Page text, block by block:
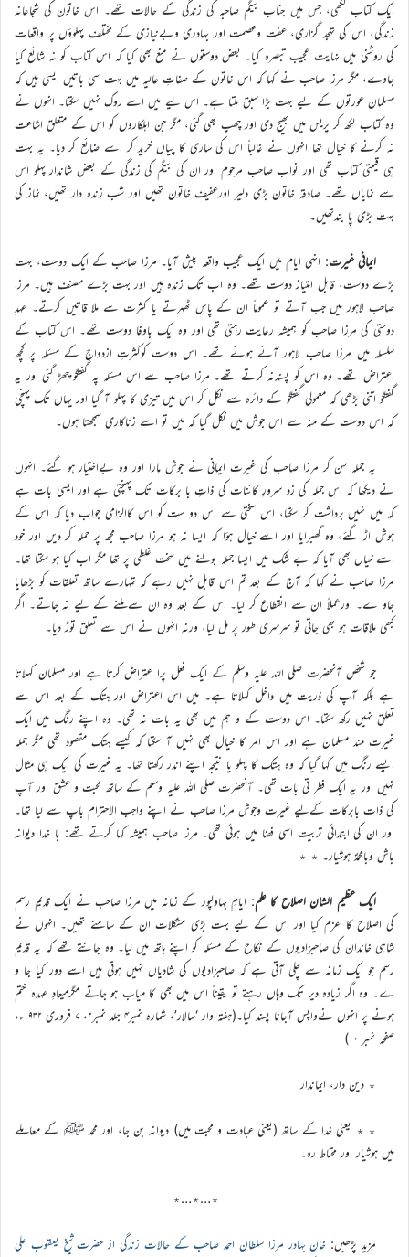
ایک کتاب لکھی، جس میں جناب بیگم صاحبہ کی زندگی کے حالات تھے۔ اس خاتون کی شجاعانہ
زندگی، اس کی تہجد گزاری، عفت وعصمت اور بہادری وبےنیازی کے مختلف پہلوؤں پر واقعات
کی روشنی میں نہایت عجیب تبصرہ کیا۔ بعض دوستوں نے منع بھی کیا کہ اس کتاب کو نہ شائع کیا
جاوے، مگر مرزا صاحب نے کہا کہ اس خاتون کے صفاتِ عالیہ میں بہت سی باتیں ایسی ہیں کہ
مسلمان عورتوں کے لیے بہت بڑا سبق ملتا ہے۔ اس لیے میں اسے روک نہیں سکتا۔ انہوں نے
وہ کتاب لکھ کر پریس میں بھیج دی اور چھپ بھی گئی، مگر جن اہلکاروں کو اس کے متعلق اشاعت
نہ کرنے کا خیال تھا انہوں نے غالباً اس کی ساری کا پیاں خرید کر اسے ضائع کر دیا۔ یہ بہت
ہی قیمتی کتاب تھی اور نواب صاحب مرحوم اور ان کی بیگم کی زندگی کے بعض شاندار پہلو اس
سے نمایاں تھے۔ صادقہ خاتون بڑی دلیر اورعفیف خاتون تھیں اور شب زنده دار تھیں، نماز کی
بہت بڑی پا بندتھیں۔
ایمانی غیرت: انہی ایام میں ایک عجیب واقعہ پیش آیا۔ مرزا صاحب کے ایک دوست، بہت
بڑے دوست، قابل امتیاز دوست تھے۔ وہ اب تک زندہ ہیں اور بہت بڑے مصنف ہیں۔ مرزا
صاحب لاہور میں جب آتے تو عموماً ان کے پاس ٹھہرتے یا کثرت سے ملا قاتیں کرتے۔ عہدِ
دوستی کی مرزا صاحب کو ہمیشہ رعایت رہتی تھی اور وہ ایک باوفا دوست تھے۔ اس کتاب کے
سلسلہ میں مرزا صاحب لاہور آئے ہوئے تھے۔ اس دوست کوکثرتِ ازدواج کے مسئلہ پر کچھ
اعتراض تھے۔ وہ اس کو پسندنہ کرتے تھے۔ مرزا صاحب سے اس مسئلہ پہ گفتگو چھڑ گئی اور یہ
گفتگو اتنی بڑھی کہ معمولی گفتگو کے دائرہ سے نکل کر اس میں تیزی کا پہلو آ گیا اور یہاں تک پہنچی
کہ اس دوست کے منہ سے اس جوش میں نکل گیا کہ میں تو اسے زناکاری سمجھتا ہوں۔
یہ جملہ سن کر مرزا صاحب کی غیرتِ ایمانی نے جوش مارا اور وہ بےاختیار ہو گئے۔ انہوں
نے دیکھا کہ اس جملہ کی زد سرورِ کائنات کی ذاتِ با برکات تک پہنچتی ہے اور ایسی بات ہے
کہ میں نہیں برداشت کر سکتا، اس سختی سے اس دو ست کو اس کاالزامی جواب دیا کہ اس کے
ہوش اڑ گئے، وہ گھبرایا اور اسے خیال ہؤا کہ ایسا نہ ہو مرزا صاحب مجھ پر حملہ کر دیں اور خود
اسے خیال بھی آیا کہ بے شک میں ایسا جملہ بولنے میں سخت غلطی پر تھا مگر اب کیا ہو سکتا تھا۔
مرزا صاحب نے کہا کہ آج کے بعد تم اس قابل نہیں رہے کہ تمہارے ساتھ تعلقات کو بڑھایا
جاو ے۔ اورعملاً ان سے انقطاع کر لیا۔ اس کے بعد وہ ان سے ملنے کے لیے نہ جاتے۔ اگر
کبھی ملاقات ہو بھی جاتی تو سرسری طور پر مل لیا، ورنہ انہوں نے اس سے تعلق توڑ دیا۔
جو شخص آنحضرت صلی اللہ علیہ وسلم کے ایک فعل پرا عتراض کرتا ہے اور مسلمان کہلاتا
ہے بلکہ آپ کی ذریت میں داخل کہلاتا ہے۔ میں اس اعتراض اور ہتک کے بعد اس سے
تعلق نہیں رکھ سکتا۔ اس دوست کے و ہم میں بھی یہ بات نہ تھی۔ وہ اپنے رنگ میں ایک
غیرت مند مسلمان ہے اور اس امر کا خیال بھی نہیں آ سکتا کہ کیسے ہتک مقصود تھی مگر جملہ
ایسے رنگ میں کہا گیا کہ وہ ہتک کا پہلو یا نتیجہ اپنے اندر رکھتا تھا۔ یہ غیرت کی ایک ہی مثال
نہیں اور یہ ایک فطر تی بات تھی۔ آنحضرت صلی اللہ علیہ وسلم کے ساتھ محبت و عشق اور آپ
کی ذات بابرکات کےلیے غیرت وجوش مرزا صاحب نے اپنے واجب الاحترام باپ سے لیا تھا۔
اور ان کی ابتدائی تربیت اسی فضا میں ہوئی تھی۔ مرزا صاحب ہمیشہ کہا کرتے تھے: با خدا دیوانہ
باش وبامحمدؐ ہوشیار۔ ٭ ٭
ایک عظیم الشان اصلاح کا علم: ایامِ بہاولپور کے زمانہ میں مرزا صاحب نے ایک قدیم رسم
کی اصلاح کا عزم کیا اور اس کے لیے بہت بڑی مشکلات ان کے سامنے تھیں۔ انہوں نے
شاہی خاندان کی صاحبزادیوں کے نکاح کے مسئلہ کو اپنے ہاتھ میں لیا۔ وہ جانتے تھے کہ یہ قدیم
رسم جو ایک زمانہ سے چلی آتی ہے کہ صاحبزادیوں کی شادیاں نہیں ہوتی ہیں اسے دور کیا جا و
ے۔ وه اگر زیادہ دیر تک وہاں رہتے تو یقیناً اس میں بھی کا میاب ہو جاتے مگرمیعادِ عہدہ ختم
ہونے پر انہوں نےواپس آجانا پسند کیا۔(ہفتہ وار ‘سالار’، شمارہ نمبر۴ جلد نمبر۲، ۷ فروری ۱۹۳۲ء،
صفحہ نمبر ۱۰)
٭ دین دار، ایماندار
٭ ٭ یعنی خدا کے ساتھ (یعنی عبادت و محبت میں) دیوانہ بن جا، اور محمد ﷺ کے معاملے
میں ہوشیار اور محتاط رہ۔
٭…٭…٭
مزید پڑھیں: خان بہادر مرزا سلطان احمد صاحب کے حالات زندگی از حضرت شیخ یعقوب علی